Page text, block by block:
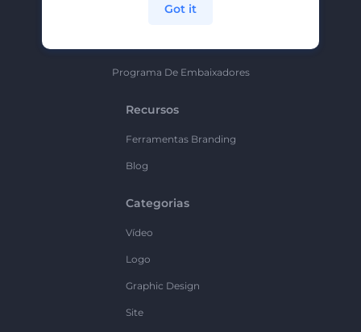
Programa De Embaixadores
Recursos
Ferramentas Branding
Blog
Categorias
Vídeo
Logo
Graphic Design
Site
Got it